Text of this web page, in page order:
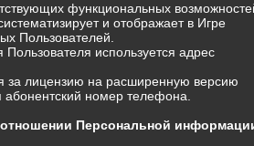
функциональных
и отображает в Игре
Пользователей.
используется адрес
за лицензию на расширенную версию
абонентский номер телефона.
Персональной